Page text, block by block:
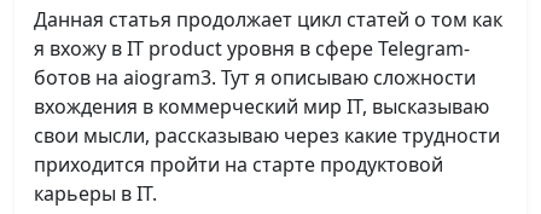
Данная статья продолжает цикл статей о том как
я вхожу в IT product уровня в сфере Telegram-
ботов на aiogram3. Тут я описываю сложности
вхождения в коммерческий мир IT, высказываю
свои мысли, рассказываю через какие трудности
приходится пройти на старте продуктовой
карьеры в IT.